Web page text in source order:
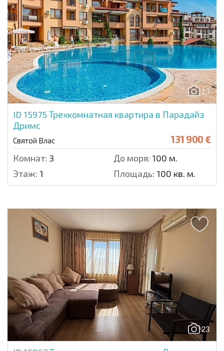
13
ID 15975 Трехкомнатная квартира в Парадайз
Дримс
Святой Влас 131 900 €
Комнат: 3 До моря: 100 м.
Этаж: 1 Площадь: 100 кв. м.
23